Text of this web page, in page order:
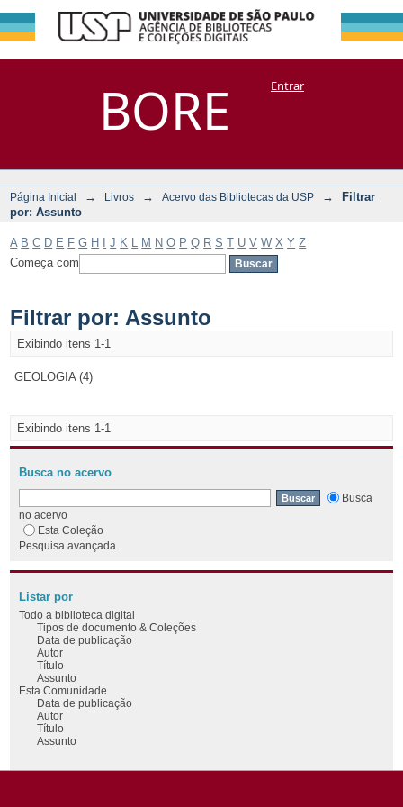
BORE
Filtrar por:
Assunto
DSpace/Manakin + CoriscoEntrar
Página Inicial → Livros → Acervo das Bibliotecas da USP →
Filtrar
por: Assunto
A B C D E F G H J K M N O P Q R S T U V W X Y Z
Começa com
Filtrar por: Assunto
Exibindo itens 1-1
GEOLOGIA (4)
Exibindo itens 1-1
Busca no acervo
Busca
no acervo
Esta Coleção
Pesquisa avançada
Listar por
Todo a biblioteca digital
Tipos de documento & Coleções
Data de publicação
Autor
Título
Assunto
Esta Comunidade
Data de publicação
Autor
Título
Assunto